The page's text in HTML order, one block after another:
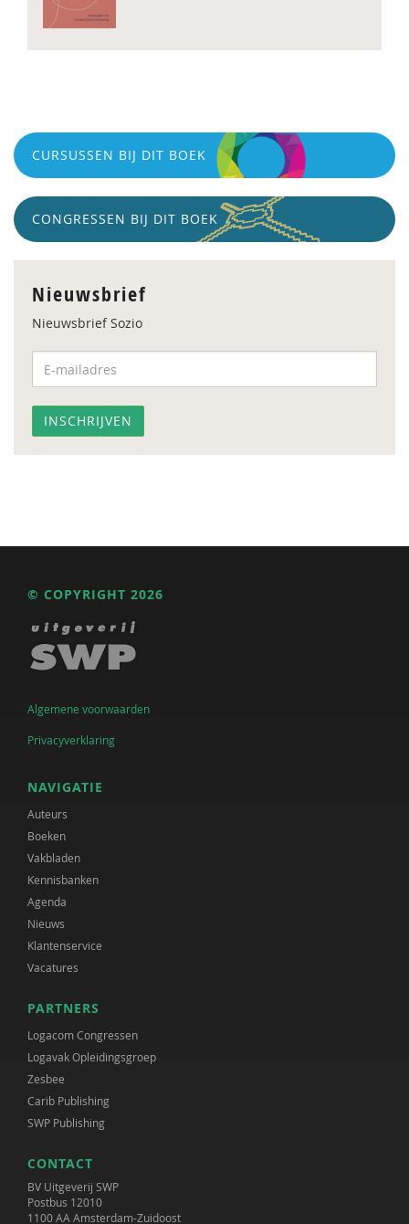
CURSUSSEN BIJ DIT BOEK
CONGRESSEN BIJ DIT BOEK
Nieuwsbrief
Nieuwsbrief Sozio
© COPYRIGHT 2026
Algemene voorwaarden
Privacyverklaring
NAVIGATIE
Auteurs
Boeken
Vakbladen
Kennisbanken
Agenda
Nieuws
Klantenservice
Vacatures
PARTNERS
Logacom Congressen
Logavak Opleidingsgroep
Zesbee
Carib Publishing
SWP Publishing
CONTACT
BV Uitgeverij SWP
Postbus 12010
1100 AA Amsterdam-Zuidoost